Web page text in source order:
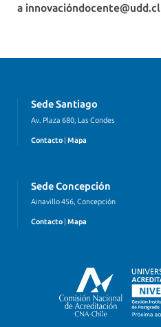
a innovacióndocente@udd.cl
Sede Santiago
Av. Plaza 680, Las Condes
Contacto | Mapa
Sede Concepción
Ainavillo 456, Concepción
Contacto Mapa